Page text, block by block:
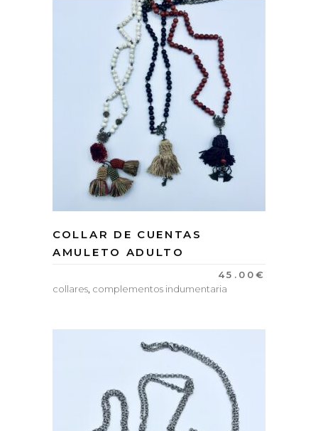
COLLAR DE CUENTAS
AMULETO ADULTO
45.00€
collares, complementos indumentaria